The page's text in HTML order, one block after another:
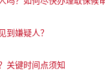
到嫌疑人？
关键时间点须知